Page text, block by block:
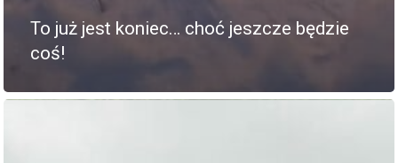
To już jest koniec… choć jeszcze będzie
coś!